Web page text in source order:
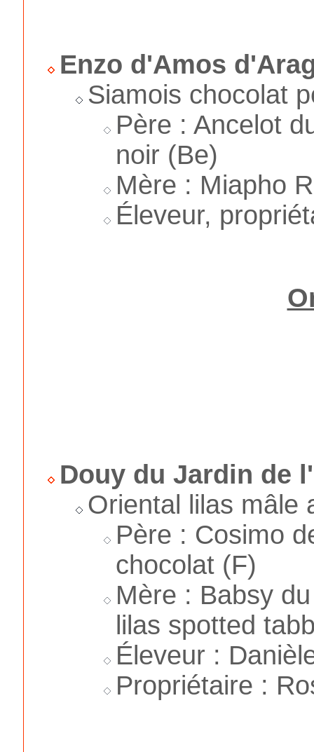
Enzo d'Amos
Siamois chocolat
Père : Ancelot
noir (Be)
Mère : Miapho
Éleveur,
Douy du Jardin de
Oriental lilas mâle
Père : Cosimo
chocolat (F)
Mère : Babsy
lilas spotted
Éleveur :
Propriétaire :